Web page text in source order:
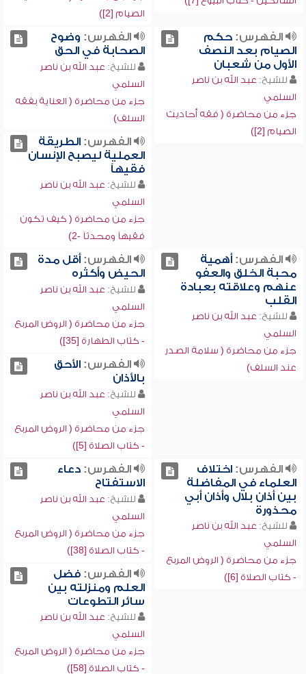
الصيام [2])
الفهرس:حكم
الصيام بعد النصف
الأول من شعبان
للشيخ: عبد الله بن ناصر
السلمي
جزء من محاضرة ( فقه أحاديث
الصيام [2])
الفهرس: وضوح
الصحابة في الحق
للشيخ: عبد الله بن ناصر
السلمي
جزء من محاضرة ( العناية بفقه
السلف)
الفهرس:الطريقة
العملية ليصبح الإنسان
فقيهاً
للشيخ: عبد الله بن ناصر
السلمي
جزء من محاضرة ( كيف تكون
فقيهاً ومحدثاً -2)
الفهرس:أهمية
محبة الخلق والعفو
عنهم وعلاقته بعبادة
القلب
للشيخ: عبد الله بن ناصر
السلمي
جزء من محاضرة ( سلامة الصدر
عند السلف)
الفهرس:أقل مدة
الحيض وأكثره
للشيخ: عبد الله بن ناصر
السلمي
جزء من محاضرة ( الروض المربع
- كتاب الطهارة [35])
الفهرس:الأحق
بالأذان
للشيخ: عبد الله بن ناصر
السلمي
جزء من محاضرة ( الروض المربع
- كتاب الصلاة [5])
الفهرس:اختلاف
العلماء في المفاضلة
بين أذان بلال وأذان أبي
محذورة
للشيخ: عبد الله بن ناصر
السلمي
جزء من محاضرة ( الروض المربع
- كتاب الصلاة [6])
الفهرس:دعاء
الاستفتاح
للشيخ: عبد الله بن ناصر
السلمي
جزء من محاضرة ( الروض المربع
- كتاب الصلاة [38])
الفهرس:فضل
العلم ومنزلته بين
سائر التطوعات
للشيخ: عبد الله بن ناصر
السلمي
جزء من محاضرة ( الروض المربع
- كتاب الصلاة [58])